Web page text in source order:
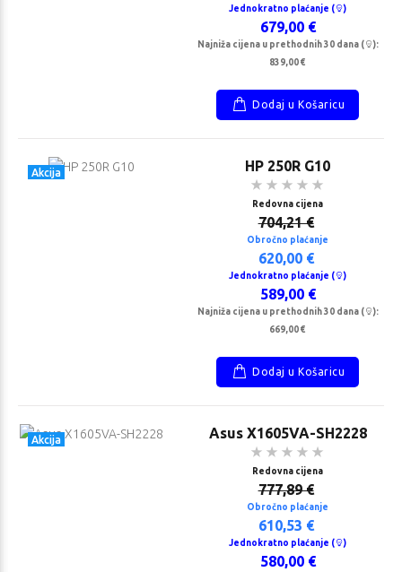
Jednokratno plaćanje ( )
679,00 €
Najniža cijena u prethodnih 30 dana (
):
839,00 €
Dodaj u Košaricu
Akcija HP 250R G10
Redovna cijena
704,21 €
Obročno plaćanje
620,00 €
Jednokratno plaćanje ( )
589,00 €
Najniža cijena u prethodnih 30 dana (
):
669,00 €
Dodaj u Košaricu
Akcija Asus X1605VA-SH2228
Redovna cijena
777,89 €
Obročno plaćanje
610,53 €
Jednokratno plaćanje ( )
580,00 €